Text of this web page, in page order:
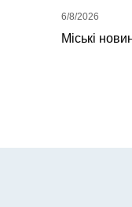
Міські
6/8/2026